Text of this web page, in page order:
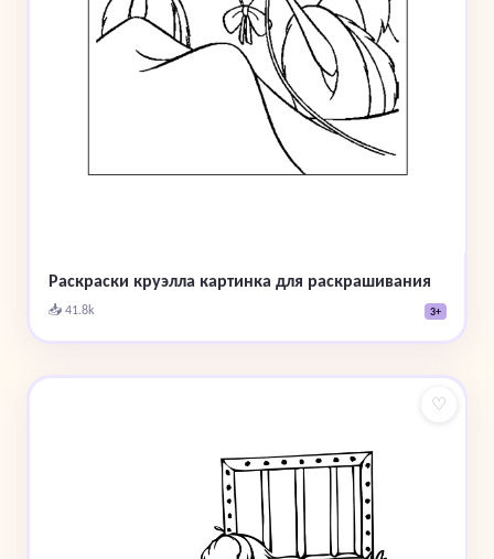
Раскраски круэлла картинка для раскрашивания
📥 41.8k 3+
♡